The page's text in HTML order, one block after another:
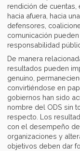
rendición de
hacia afuera, hacia
defensores,
comunicación
responsabilidad
De manera
resultados pueden
genuino,
convirtiéndose en
gobiernos han sido
nombre del ODS sin
respecto. Los
con el desempeño
organizaciones y
objetivos deben dar